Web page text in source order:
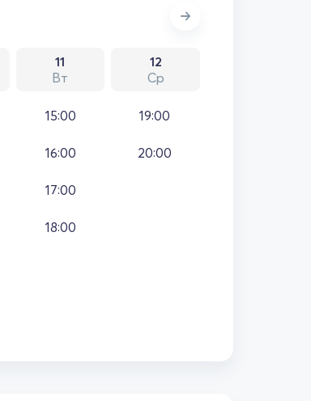
11
Вт
12
Ср
15:00
16:00
17:00
18:00
19:00
20:00